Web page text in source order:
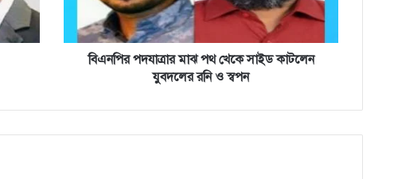
যুবদলের
রনি
বিএনপির পদযাত্রার মাঝ পথ খেকে সাইড কাটলেন
যুবদলের রনি ও স্বপন